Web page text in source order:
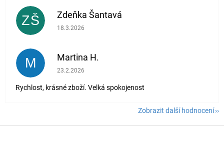
ZŠ Zdeňka Šantavá
Hodnocení obchodu je 5 z 5 hvězdiček.
18.3.2026
M Martina H.
Hodnocení obchodu je 5 z 5 hvězdiček.
23.2.2026
Rychlost, krásné zboží. Velká spokojenost
Zobrazit další hodnocení